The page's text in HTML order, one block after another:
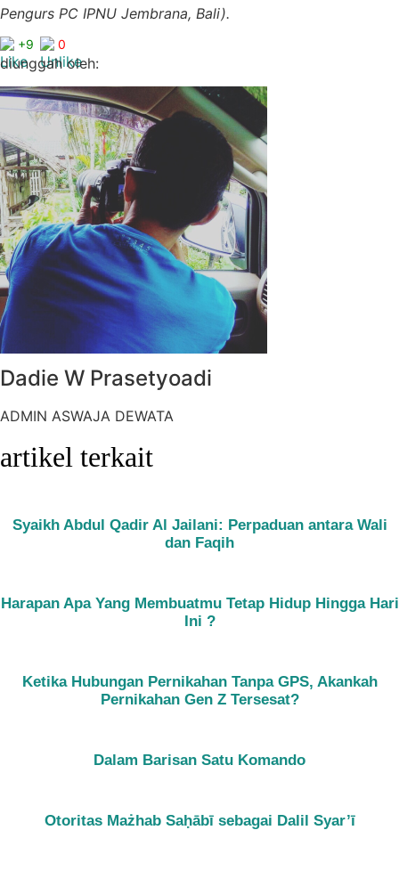
Pengurs PC IPNU Jembrana, Bali).
+9 0
diunggah oleh:
Dadie W Prasetyoadi
ADMIN ASWAJA DEWATA
artikel terkait
Syaikh Abdul Qadir Al Jailani: Perpaduan antara Wali
dan Faqih
Harapan Apa Yang Membuatmu Tetap Hidup Hingga Hari
Ini ?
Ketika Hubungan Pernikahan Tanpa GPS, Akankah
Pernikahan Gen Z Tersesat?
Dalam Barisan Satu Komando
Otoritas Mażhab Saḥābī sebagai Dalil Syar’ī